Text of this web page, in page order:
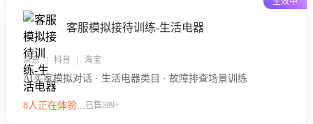
客服模拟接待训练-生活电器
京东 | 抖音 | 淘宝
AI买家模拟对话 · 生活电器类目 · 故障排查场景训练
8人正在体验...已售599+